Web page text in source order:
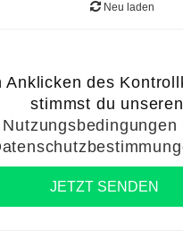
Neu laden
Anklicken des
stimmst du unseren
Nutzungsbedingungen